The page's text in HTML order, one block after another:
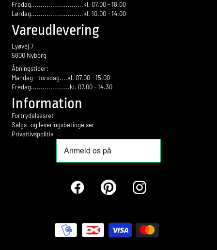
Fredag...........................kl. 07.00 - 18.00
Lørdag...........................kl. 10.00 - 14.00
Vareudlevering
Lyøvej 7
5800 Nyborg
Åbningstider:
Mandag - torsdag....kl. 07.00 - 15.00
Fredag....................kl. 07.00 - 14.30
Information
Fortrydelsesret
Salgs- og leveringsbetingelser
Privatlivspolitik